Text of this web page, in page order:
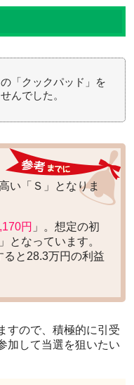
「クックパッド」を
んでした。
い「Ｓ」
となりま
円 」。想定の初
」となっています。
ると 28.3万円の利益
すので、積極的に引受
加して当選を狙いたい